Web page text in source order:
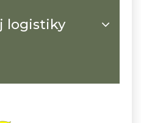
logistiky